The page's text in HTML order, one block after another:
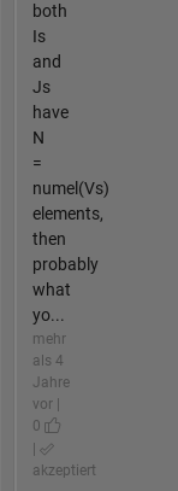
both
Is
and
Js
have
N
=
numel(Vs)
elements,
then
probably
what
yo...
mehr
als 4
Jahre
vor |
0
akzeptiert